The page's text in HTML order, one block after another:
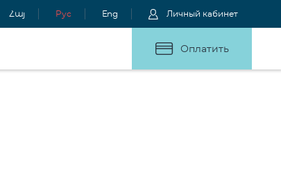
Հայ Рус Eng Личный кабинет
Оплатить